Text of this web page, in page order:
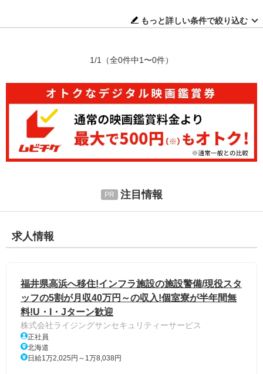
もっと詳しい条件で絞り込む
1/1 （全0件中1〜0件）
注目情報
求人情報
福井県高浜へ移住!インフラ施設の施設警備/現役スタ
ッフの5割が月収40万円～の収入!個室寮が半年間無
料!U・I・Jターン歓迎
株式会社ライジングサンセキュリティーサービス
正社員
北海道
日給1万2,025円～1万8,038円